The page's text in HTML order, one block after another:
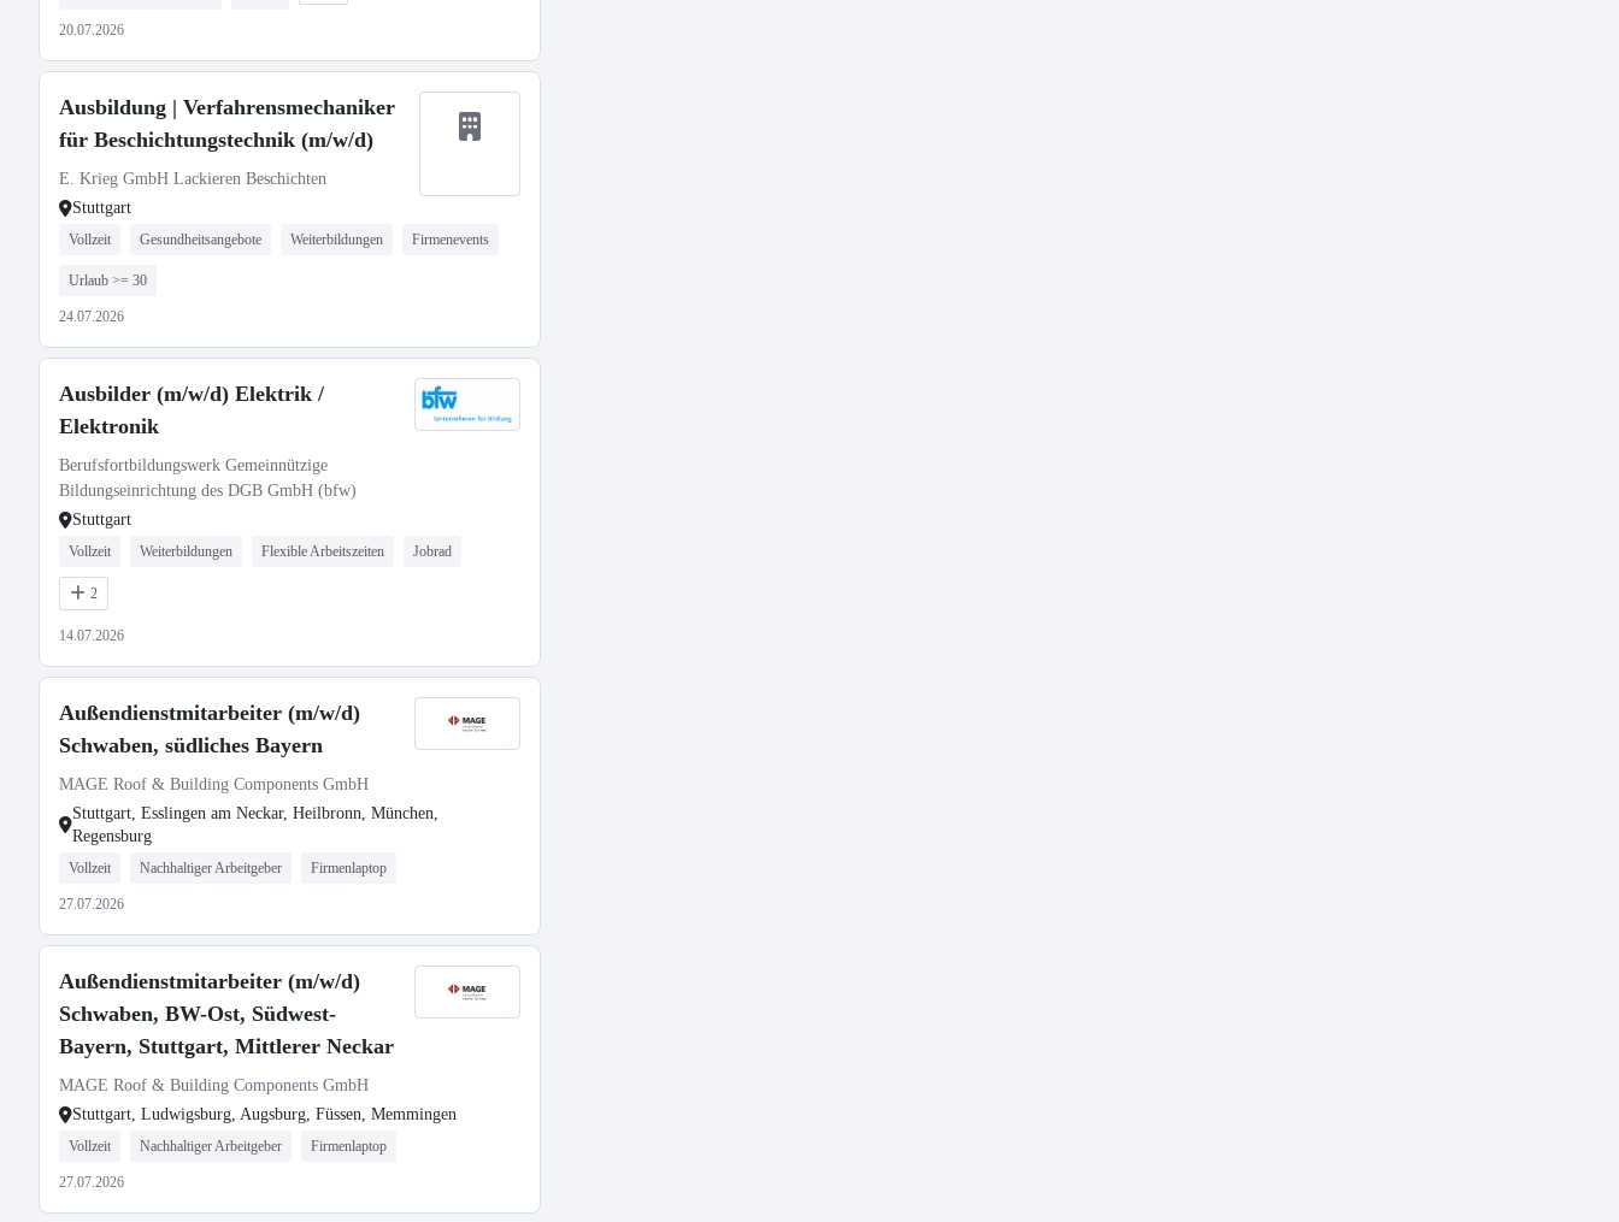
20.07.2026
Ausbildung | Verfahrensmechaniker
für Beschichtungstechnik (m/w/d)
E. Krieg GmbH Lackieren Beschichten
Stuttgart
Vollzeit Gesundheitsangebote Weiterbildungen Firmenevents
Urlaub >= 30
24.07.2026
Ausbilder (m/w/d) Elektrik /
Elektronik
Berufsfortbildungswerk Gemeinnützige
Bildungseinrichtung des DGB GmbH (bfw)
Stuttgart
Vollzeit Weiterbildungen Flexible Arbeitszeiten Jobrad
2
14.07.2026
Außendienstmitarbeiter (m/w/d)
Schwaben, südliches Bayern
MAGE Roof & Building Components GmbH
Stuttgart, Esslingen am Neckar, Heilbronn, München,
Regensburg
Vollzeit Nachhaltiger Arbeitgeber Firmenlaptop
27.07.2026
Außendienstmitarbeiter (m/w/d)
Schwaben, BW-Ost, Südwest-
Bayern, Stuttgart, Mittlerer Neckar
MAGE Roof & Building Components GmbH
Stuttgart, Ludwigsburg, Augsburg, Füssen, Memmingen
Vollzeit Nachhaltiger Arbeitgeber Firmenlaptop
27.07.2026